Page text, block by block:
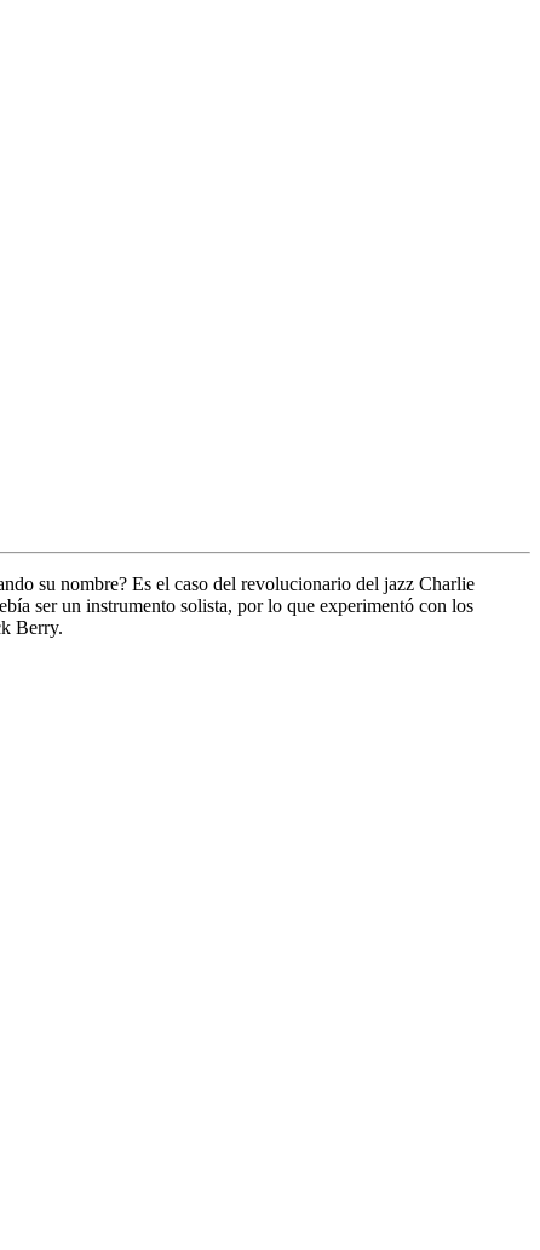
su nombre? Es el caso del revolucionario del jazz Charlie
ser un instrumento solista, por lo que experimentó con los
Berry.